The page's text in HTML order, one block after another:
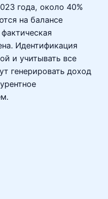
года, около 40%
на балансе
Идентификация
и учитывать все
генерировать доход